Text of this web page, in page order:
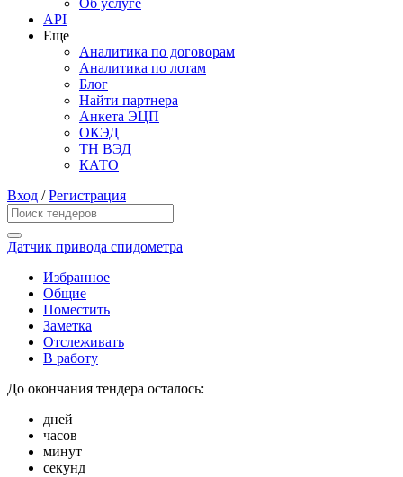
Об услуге
API
Еще
Аналитика по договорам
Аналитика по лотам
Блог
Найти партнера
Анкета ЭЦП
ОКЭД
ТН ВЭД
КАТО
Вход /Регистрация
Датчик привода спидометра
Избранное
Общие
Поместить
Заметка
Отслеживать
В работу
До окончания тендера осталось:
дней
часов
минут
секунд